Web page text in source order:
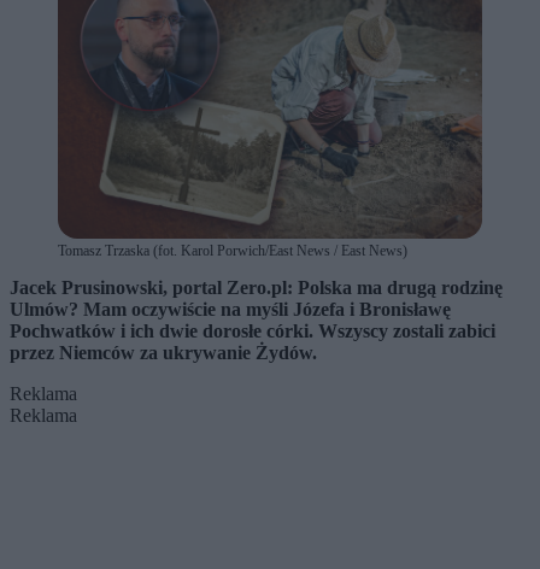
Tomasz Trzaska (fot. Karol Porwich/East News / East News)
Jacek Prusinowski, portal Zero.pl: Polska ma drugą rodzinę
Ulmów? Mam oczywiście na myśli Józefa i Bronisławę
Pochwatków i ich dwie dorosłe córki. Wszyscy zostali zabici
przez Niemców za ukrywanie Żydów.
Reklama
Reklama